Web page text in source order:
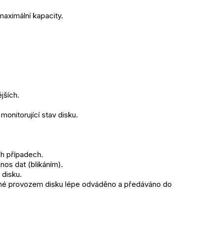
kapacity.
stav disku.
případech.
dat (blikáním).
provozem disku lépe odváděno a předáváno do